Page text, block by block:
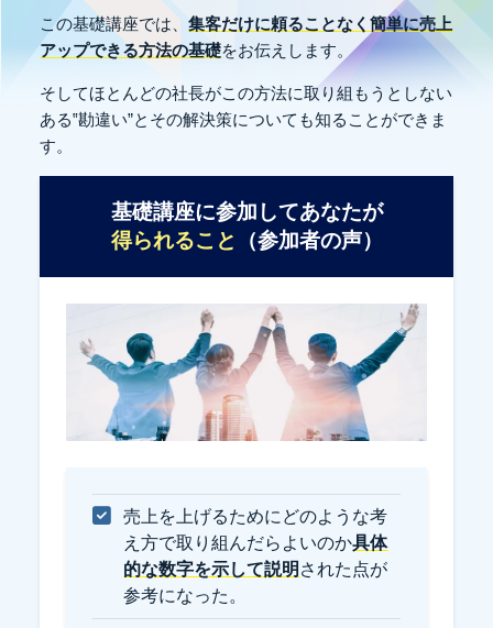
この基礎講座では、集客だけに頼ることなく簡単に売上
アップできる方法の基礎をお伝えします。
そしてほとんどの社長がこの方法に取り組もうとしない
ある‟勘違い”とその解決策についても知ることができま
す。
基礎講座に参加してあなたが
得られること
（参加者の声）
売上を上げるためにどのような考
え方で取り組んだらよいのか具体
的な数字を示して説明 された点が
参考になった。